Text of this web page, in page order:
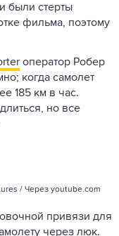
были стерты
фильма, поэтому
оператор Робер
когда самолет
185 км в час.
но все
/ Через youtube.com
привязи для
через люк.